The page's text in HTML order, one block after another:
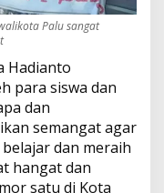
Palu sangat
Hadianto
para siswa dan
dan
semangat agar
dan meraih
hangat dan
satu di Kota